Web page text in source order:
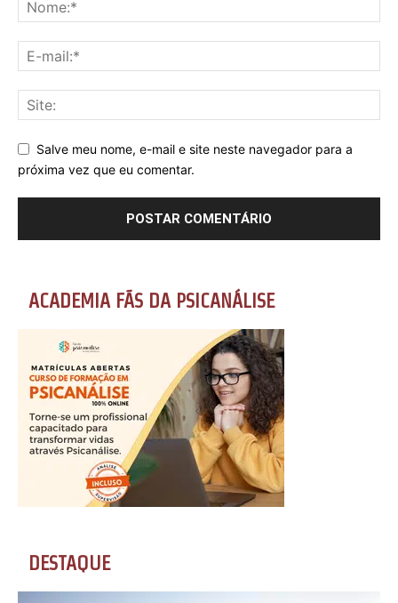
Salve meu nome, e-mail e site neste navegador para a
próxima vez que eu comentar.
ACADEMIA FÃS DA PSICANÁLISE
DESTAQUE